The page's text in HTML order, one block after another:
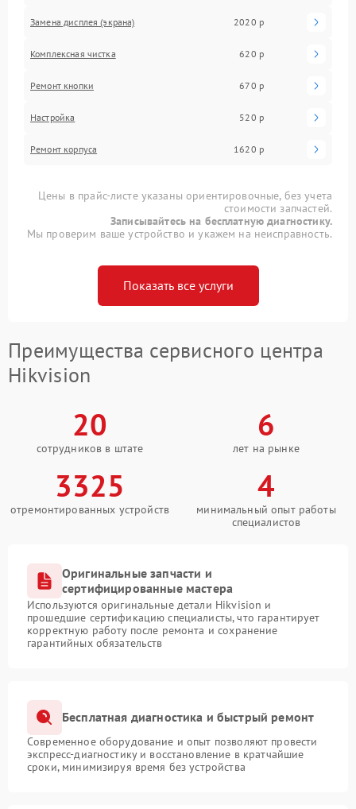
Замена дисплея (экрана) 2020 р
Комплексная чистка 620 р
Ремонт кнопки 670 р
Настройка 520 р
Ремонт корпуса 1620 р
Цены в прайс-листе указаны ориентировочные, без учета
стоимости запчастей.
Записывайтесь на бесплатную диагностику.
Мы проверим ваше устройство и укажем на неисправность.
Показать все услуги
Преимущества сервисного центра
Hikvision
20
сотрудников в штате
6
лет на рынке
3325
отремонтированных устройств
4
минимальный опыт работы
специалистов
Оригинальные запчасти и
сертифицированные мастера
Используются оригинальные детали Hikvision и
прошедшие сертификацию специалисты, что гарантирует
корректную работу после ремонта и сохранение
гарантийных обязательств
Бесплатная диагностика и быстрый ремонт
Современное оборудование и опыт позволяют провести
экспресс-диагностику и восстановление в кратчайшие
сроки, минимизируя время без устройства